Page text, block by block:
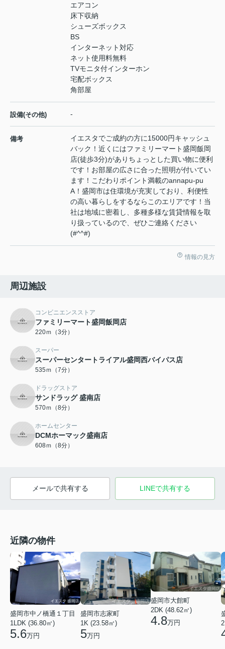
エアコン
床下収納
シューズボックス
BS
インターネット対応
ネット使用料無料
TVモニタ付インターホン
宅配ボックス
角部屋
設備(その他) -
備考
イエスタでご成約の方に15000円キャッシュ
バック！近くにはファミリーマート盛岡飯岡
店(徒歩3分)がありちょっとした買い物に便利
です！お部屋の広さに合った照明が付いてい
ます！こだわりポイント満載のannapu-pu
A！盛岡市は住環境が充実しており、利便性
の高い暮らしをするならこのエリアです！当
社は地域に密着し、多種多様な賃貸情報を取
り扱っているので、ぜひご連絡ください
(#^^#)
情報の見方
周辺施設
コンビニエンスストア
ファミリーマート盛岡飯岡店
220ｍ（3分）
スーパー
スーパーセンタートライアル盛岡西バイパス店
535ｍ（7分）
ドラッグストア
サンドラッグ 盛南店
570ｍ（8分）
ホームセンター
DCMホーマック盛南店
608ｍ（8分）
メールで共有する LINEで共有する
近隣の物件
盛岡市中ノ橋通１丁目
1LDK (36.80㎡)
5.6万円
盛岡市志家町
1K (23.58㎡)
5万円
盛岡市大館町
2DK (48.62㎡)
4.8万円